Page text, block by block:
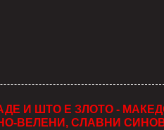
И ШТО Е ЗЛОТО -
ВЕЛЕНИ, СЛАВНИ